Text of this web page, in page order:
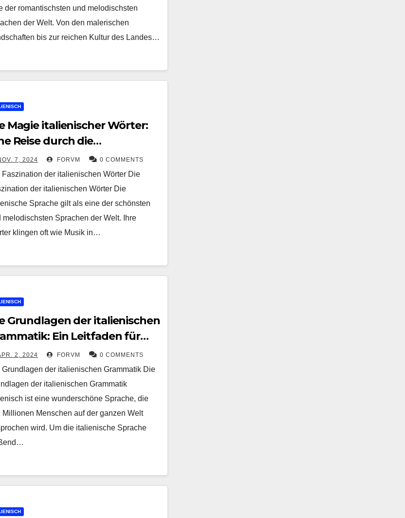
der romantischsten und melodischsten
der Welt. Von den malerischen
bis zur reichen Kultur des Landes…
Magie italienischer Wörter:
Reise durch die
Italiens
7, 2024 FORVM 0 COMMENTS
Faszination der italienischen Wörter Die
der italienischen Wörter Die
Sprache gilt als eine der schönsten
melodischsten Sprachen der Welt. Ihre
klingen oft wie Musik in…
Grundlagen der italienischen
Ein Leitfaden für
2, 2024 FORVM 0 COMMENTS
Grundlagen der italienischen Grammatik Die
der italienischen Grammatik
ist eine wunderschöne Sprache, die
Millionen Menschen auf der ganzen Welt
wird. Um die italienische Sprache